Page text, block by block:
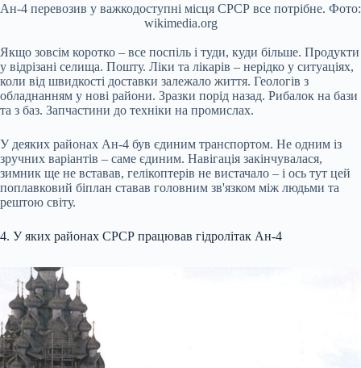
Ан-4 перевозив у важкодоступні місця СРСР все потрібне. Фото:
wikimedia.org
Якщо зовсім коротко – все поспіль і туди, куди більше. Продукти
у відрізані селища. Пошту. Ліки та лікарів – нерідко у ситуаціях,
коли від швидкості доставки залежало життя. Геологів з
обладнанням у нові райони. Зразки порід назад. Рибалок на бази
та з баз. Запчастини до техніки на промислах.
У деяких районах Ан-4 був єдиним транспортом. Не одним із
зручних варіантів – саме єдиним. Навігація закінчувалася,
зимник ще не вставав, гелікоптерів не вистачало – і ось тут цей
поплавковий біплан ставав головним зв'язком між людьми та
рештою світу.
4. У яких районах СРСР працював гідролітак Ан-4